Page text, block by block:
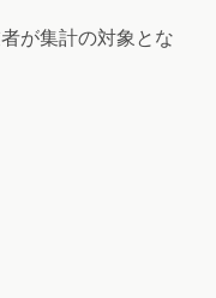
が集計の対象とな